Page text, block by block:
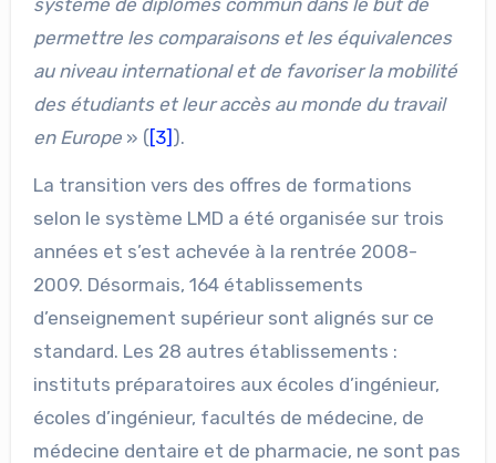
permettre les comparaisons et les équivalences
au niveau international et de favoriser la mobilité
des étudiants et leur accès au monde du travail
en Europe» ([3] ).
La transition vers des offres de formations
selon le système LMD a été organisée sur trois
années et s’est achevée à la rentrée 2008-
2009. Désormais, 164 établissements
d’enseignement supérieur sont alignés sur ce
standard. Les 28 autres établissements :
instituts préparatoires aux écoles d’ingénieur,
écoles d’ingénieur, facultés de médecine, de
médecine dentaire et de pharmacie, ne sont pas